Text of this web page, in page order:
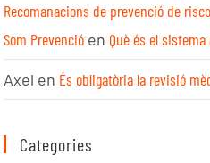
Recomanacions de prevenció de
Som Prevenció en Què és el
Axel en És obligatòria la revisió
Categories